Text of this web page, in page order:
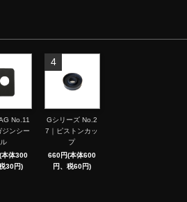
No.11
ジンシー
ル
体300
30円)
4
Gシリーズ No.2
7｜ピストンカッ
プ
660円(本体600
円、税60円)